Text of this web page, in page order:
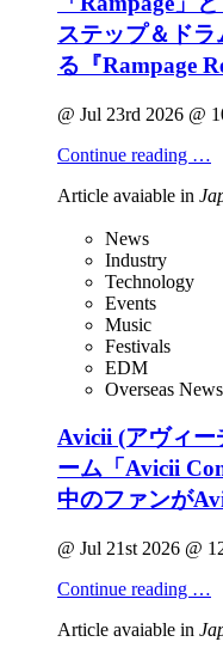
ステップ＆ド
る『Rampage
@ Jul 23rd 2026 @
Continue reading …
Article avaiable in
News
Industry
Technology
Events
Music
Festivals
EDM
Overseas News
Avicii (アヴィー
ーム「Avicii
中のファンが
@ Jul 21st 2026 @
Continue reading …
Article avaiable in